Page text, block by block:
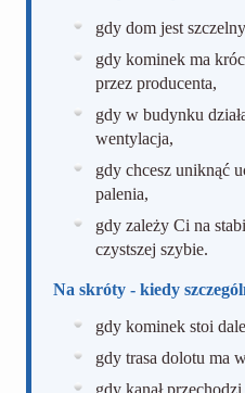
gdy dom jest
gdy kominek ma
przez producenta,
gdy w budynku
wentylacja,
gdy chcesz uniknąć
palenia,
gdy zależy Ci na
czystszej szybie.
Na skróty - kiedy
gdy kominek stoi
gdy trasa dolotu ma